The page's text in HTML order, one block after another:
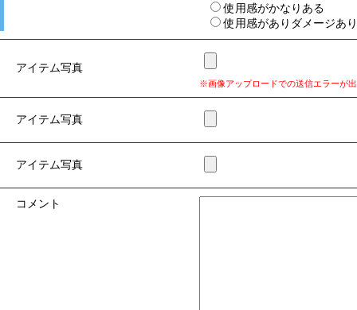
使用感がかなりある
使用感がありダメージあ
アイテム写真
※画像アップロードでの送信エラーが
アイテム写真
アイテム写真
コメント